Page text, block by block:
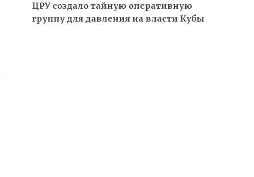
ЦРУ создало тайную оперативную
группу для давления на власти Кубы